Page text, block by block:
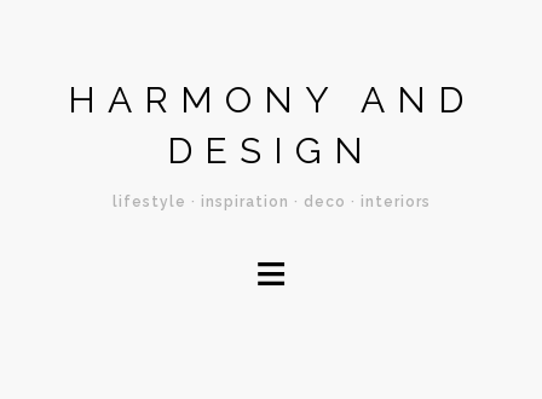
HARMONY AND
DESIGN
lifestyle · inspiration · deco · interiors
≡